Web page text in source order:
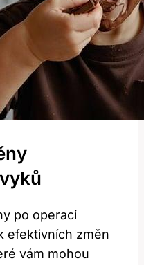
po operaci
efektivních změn
vám mohou